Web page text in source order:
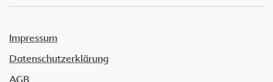
Impressum
Datenschutzerklärung
AGB